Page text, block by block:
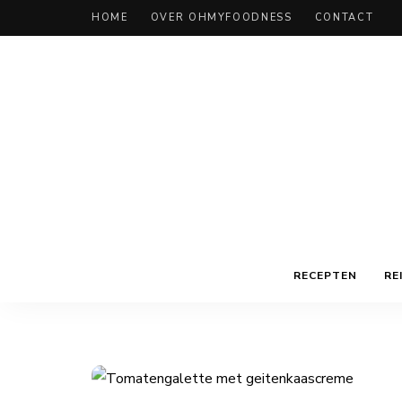
HOME OVER OHMYFOODNESS CONTACT
RECEPTEN